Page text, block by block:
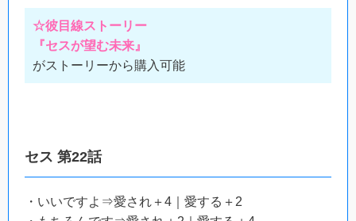
☆彼目線ストーリー
『セスが望む未来』
がストーリーから購入可能
セス 第22話
・いいですよ⇒愛され＋4｜愛する＋2